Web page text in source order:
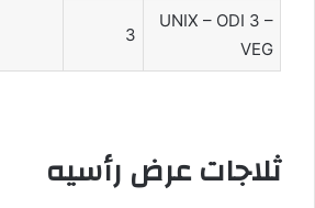
UNIX – ODI 3 –
VEG
3
ثلاجات عرض رأسيه